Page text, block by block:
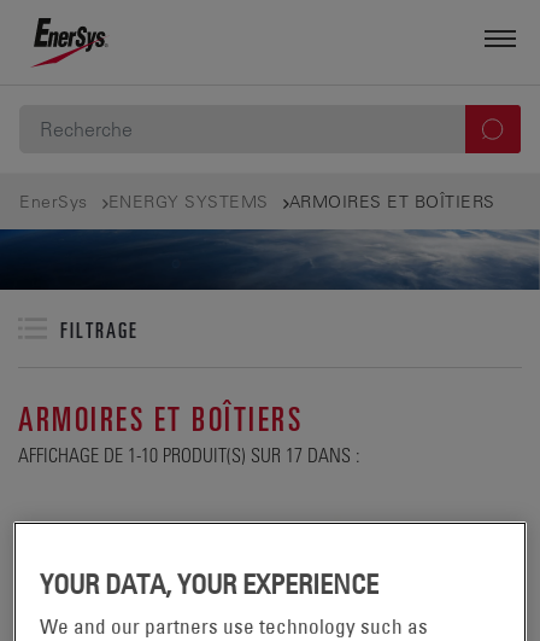
EnerSys ENERGY SYSTEMS ARMOIRES ET BOÎTIERS
FILTRAGE
ARMOIRES ET BOÎTIERS
AFFICHAGE DE 1-10 PRODUIT(S) SUR 17 DANS :
YOUR DATA, YOUR EXPERIENCE
We and our partners use technology such as